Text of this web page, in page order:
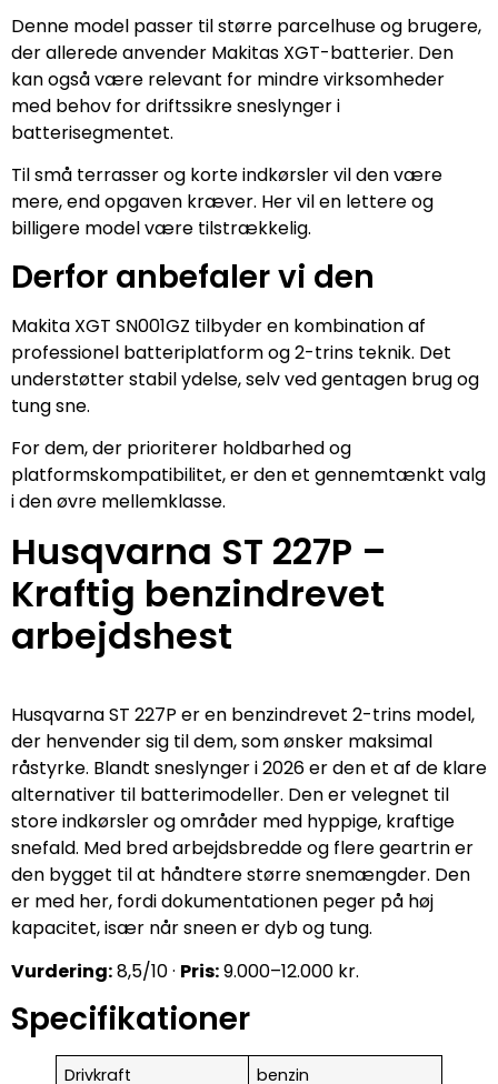
Denne model passer til større parcelhuse og brugere,
der allerede anvender Makitas XGT-batterier. Den
kan også være relevant for mindre virksomheder
med behov for driftssikre sneslynger i
batterisegmentet.
Til små terrasser og korte indkørsler vil den være
mere, end opgaven kræver. Her vil en lettere og
billigere model være tilstrækkelig.
Derfor anbefaler vi den
Makita XGT SN001GZ tilbyder en kombination af
professionel batteriplatform og 2-trins teknik. Det
understøtter stabil ydelse, selv ved gentagen brug og
tung sne.
For dem, der prioriterer holdbarhed og
platformskompatibilitet, er den et gennemtænkt valg
i den øvre mellemklasse.
Husqvarna ST 227P –
Kraftig benzindrevet
arbejdshest
Husqvarna ST 227P er en benzindrevet 2-trins model,
der henvender sig til dem, som ønsker maksimal
råstyrke. Blandt sneslynger i 2026 er den et af de klare
alternativer til batterimodeller. Den er velegnet til
store indkørsler og områder med hyppige, kraftige
snefald. Med bred arbejdsbredde og flere geartrin er
den bygget til at håndtere større snemængder. Den
er med her, fordi dokumentationen peger på høj
kapacitet, især når sneen er dyb og tung.
Vurdering:8,5/10 · Pris:9.000–12.000 kr.
Specifikationer
Drivkraft benzin